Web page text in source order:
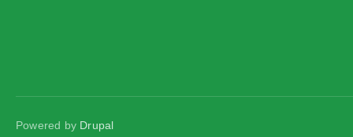
Powered by Drupal